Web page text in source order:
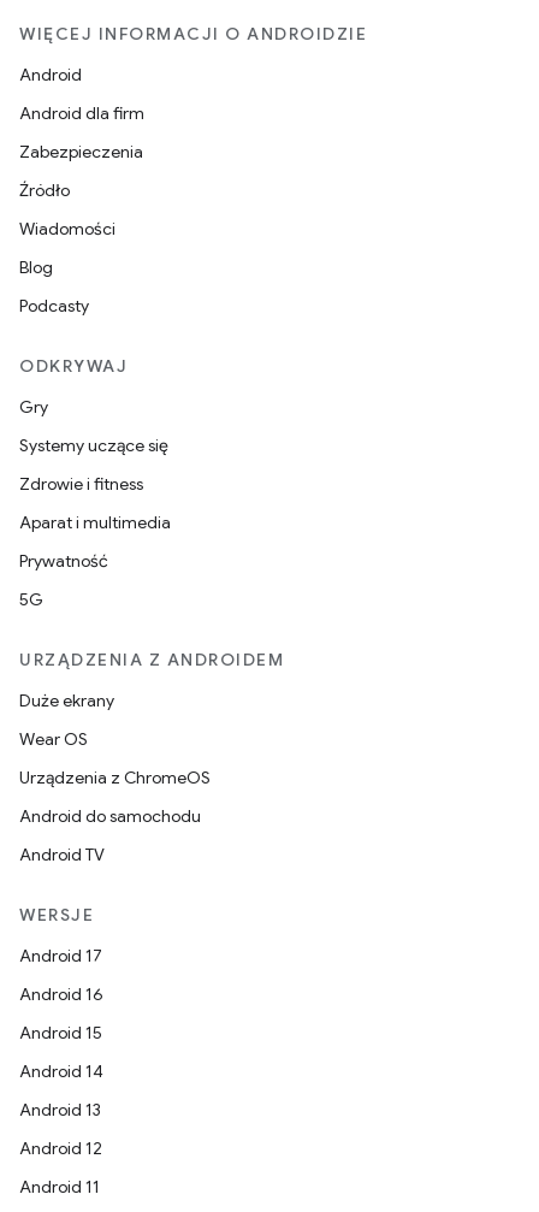
WIĘCEJ INFORMACJI O ANDROIDZIE
Android
Android dla firm
Zabezpieczenia
Źródło
Wiadomości
Blog
Podcasty
ODKRYWAJ
Gry
Systemy uczące się
Zdrowie i fitness
Aparat i multimedia
Prywatność
5G
URZĄDZENIA Z ANDROIDEM
Duże ekrany
Wear OS
Urządzenia z ChromeOS
Android do samochodu
Android TV
WERSJE
Android 17
Android 16
Android 15
Android 14
Android 13
Android 12
Android 11